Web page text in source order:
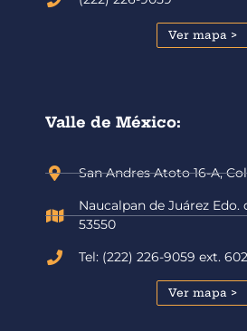
Ver mapa >
Valle de México:
San Andres Atoto 16-A,
Naucalpan de Juárez Edo.
53550
Tel: (222) 226-9059 ext.
Ver mapa >